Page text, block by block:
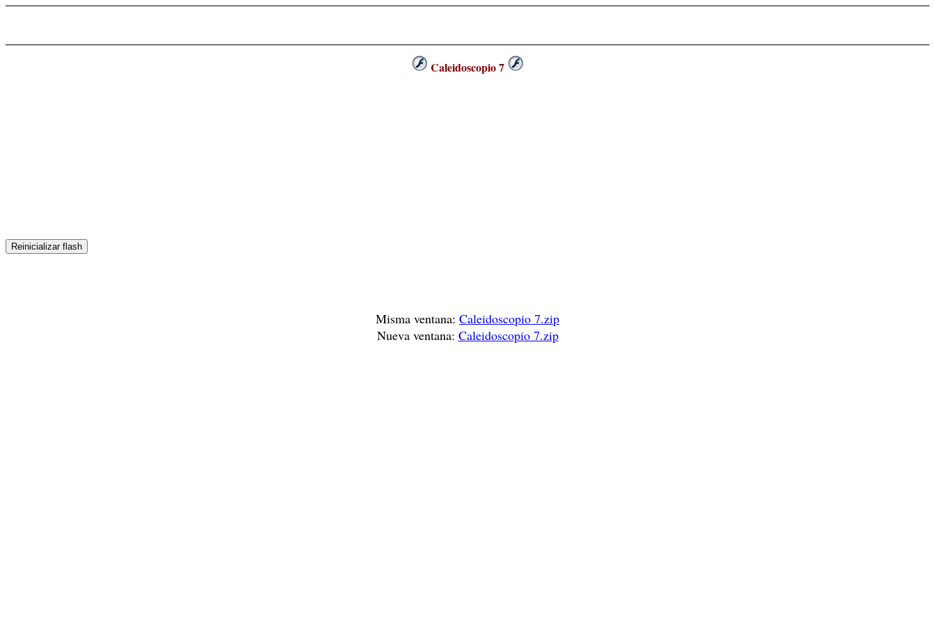
Caleidoscopio 7
Misma ventana: Caleidoscopio 7.zip
Nueva ventana: Caleidoscopio 7.zip